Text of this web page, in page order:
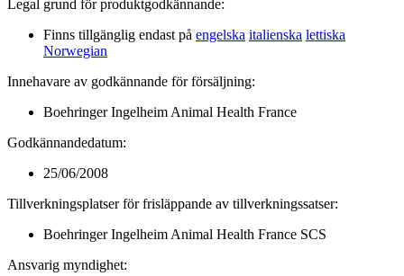
Legal grund för produktgodkännande:
Finns tillgänglig endast på engelska italienska lettiska
Norwegian
Innehavare av godkännande för försäljning:
Boehringer Ingelheim Animal Health France
Godkännandedatum:
25/06/2008
Tillverkningsplatser för frisläppande av tillverkningssatser:
Boehringer Ingelheim Animal Health France SCS
Ansvarig myndighet: